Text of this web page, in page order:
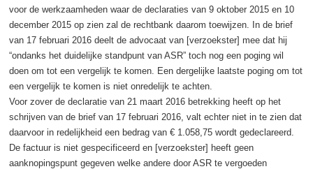
voor de werkzaamheden waar de declaraties van 9 oktober 2015 en 10
december 2015 op zien zal de rechtbank daarom toewijzen. In de brief
van 17 februari 2016 deelt de advocaat van [verzoekster] mee dat hij
“ondanks het duidelijke standpunt van ASR” toch nog een poging wil
doen om tot een vergelijk te komen. Een dergelijke laatste poging om tot
een vergelijk te komen is niet onredelijk te achten.
Voor zover de declaratie van 21 maart 2016 betrekking heeft op het
schrijven van de brief van 17 februari 2016, valt echter niet in te zien dat
daarvoor in redelijkheid een bedrag van € 1.058,75 wordt gedeclareerd.
De factuur is niet gespecificeerd en [verzoekster] heeft geen
aanknopingspunt gegeven welke andere door ASR te vergoeden